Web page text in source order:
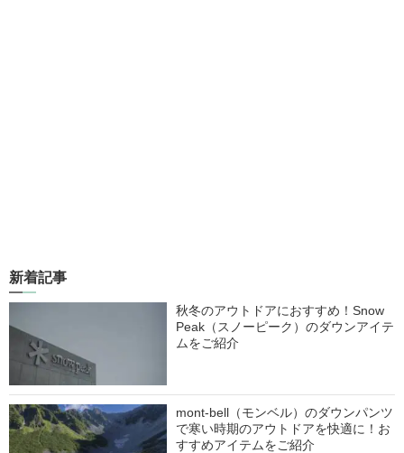
新着記事
秋冬のアウトドアにおすすめ！Snow
Peak（スノーピーク）のダウンアイテ
ムをご紹介
mont-bell（モンベル）のダウンパンツ
で寒い時期のアウトドアを快適に！お
すすめアイテムをご紹介